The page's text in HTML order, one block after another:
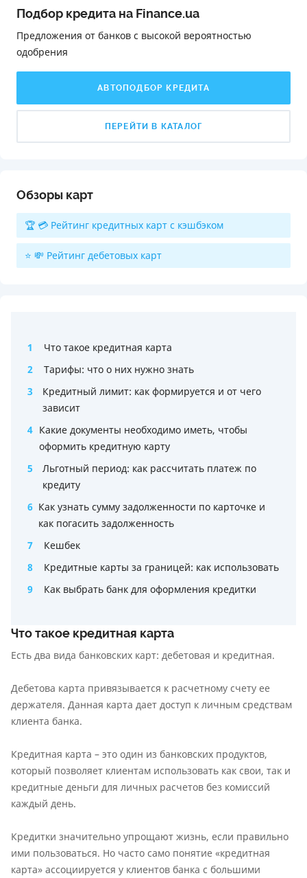
1
Что такое кредитная карта
2
Тарифы: что о них нужно знать
3
Кредитный лимит: как формируется и от чего
зависит
4 Какие документы необходимо иметь, чтобы
оформить кредитную карту
5
Льготный период: как рассчитать платеж по
кредиту
6 Как узнать сумму задолженности по карточке и
как погасить задолженность
7
Кешбек
8
Кредитные карты за границей: как использовать
9
Как выбрать банк для оформления кредитки
Что такое кредитная карта
Есть два вида банковских карт: дебетовая и кредитная.
Дебетова карта привязывается к расчетному счету ее
держателя. Данная карта дает доступ к личным средствам
клиента банка.
Кредитная карта – это один из банковских продуктов,
который позволяет клиентам использовать как свои, так и
кредитные деньги для личных расчетов без комиссий
каждый день.
Кредитки значительно упрощают жизнь, если правильно
ими пользоваться. Но часто само понятие «кредитная
карта» ассоциируется у клиентов банка с большими
Подбор кредита на Finance.ua
Предложения от банков с высокой вероятностью
одобрения️
АВТОПОДБОР КРЕДИТА
ПЕРЕЙТИ В КАТАЛОГ
Обзоры карт
🏆 💳 Рейтинг кредитных карт с кэшбэком
⭐ 💸 Рейтинг дебетовых карт